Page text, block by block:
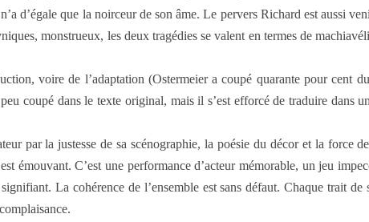
d’égale que la noirceur de son âme. Le pervers Richard est aussi
monstrueux, les deux tragédies se valent en termes de
voire de l’adaptation (Ostermeier a coupé quarante pour cent
coupé dans le texte original, mais il s’est efforcé de traduire dans
par la justesse de sa scénographie, la poésie du décor et la force
C’est une performance d’acteur mémorable, un jeu
La cohérence de l’ensemble est sans défaut. Chaque trait de